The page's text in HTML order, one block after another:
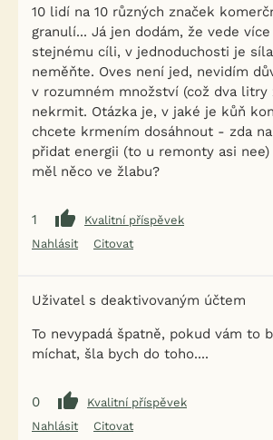
10 lidí na 10 různých značek
granulí... Já jen dodám, že vede
stejnému cíli, v jednoduchosti je
neměňte. Oves není jed, nevidím
v rozumném množství (což dva litry
nekrmit. Otázka je, v jaké je kůň
chcete krmením dosáhnout - zda
přidat energii (to u remonty asi
měl něco ve žlabu?
1
Kvalitní příspěvek
Nahlásit
Citovat
Uživatel s deaktivovaným účtem
To nevypadá špatně, pokud vám to
míchat, šla bych do toho....
0
Kvalitní příspěvek
Nahlásit
Citovat